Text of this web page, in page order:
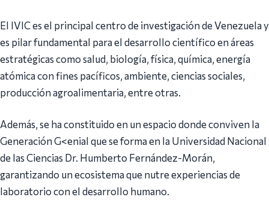
El IVIC es el principal centro de investigación de Venezuela y
es pilar fundamental para el desarrollo científico en áreas
estratégicas como salud, biología, física, química, energía
atómica con fines pacíficos, ambiente, ciencias sociales,
producción agroalimentaria, entre otras.
Además, se ha constituido en un espacio donde conviven la
Generación G<enial que se forma en la Universidad Nacional
de las Ciencias Dr. Humberto Fernández-Morán,
garantizando un ecosistema que nutre experiencias de
laboratorio con el desarrollo humano.